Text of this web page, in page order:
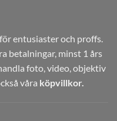
entusiaster och proffs.
betalningar, minst 1 års
foto, video, objektiv
våra köpvillkor.